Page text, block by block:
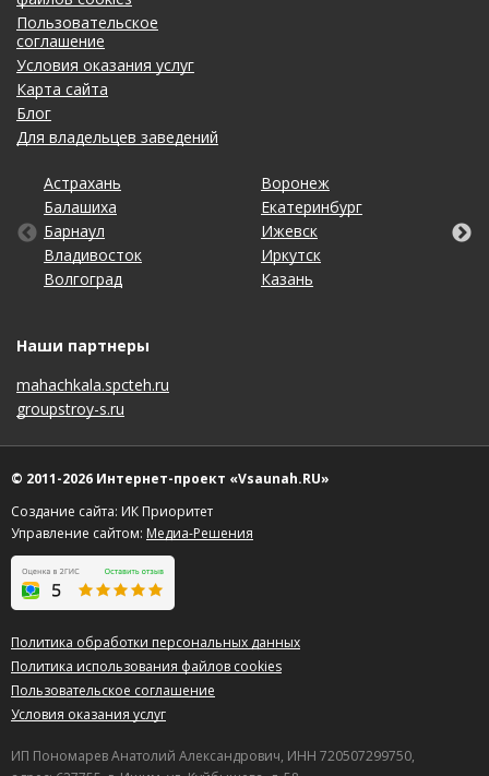
Пользовательское
соглашение
Условия оказания услуг
Карта сайта
Блог
Для владельцев заведений
Астрахань
Балашиха
Барнаул
Владивосток
Волгоград
Воронеж
Екатеринбург
Ижевск
Иркутск
Казань
Калининград
Кемерово
Киров
Краснодар
Красноярск
Липецк
Москва
Набережные Челны
Нижний Новгород
Новосибирск
Омск
Оренбург
Пенза
Пермь
Ростов-на-Дону
Рязань
Самара
Санкт-Петербург
Саратов
Ставрополь
Тольятти
Томск
Тула
Тюмень
Ульяновск
Уфа
Хабаровск
Чебоксары
Челябинск
Ярославль
Наши партнеры
mahachkala.spcteh.ru
groupstroy-s.ru
© 2011-2026 Интернет-проект «Vsaunah.RU»
Создание сайта: ИК Приоритет
Управление сайтом: Медиа-Решения
Политика обработки персональных данных
Политика использования файлов cookies
Пользовательское соглашение
Условия оказания услуг
ИП Пономарев Анатолий Александрович, ИНН 720507299750,